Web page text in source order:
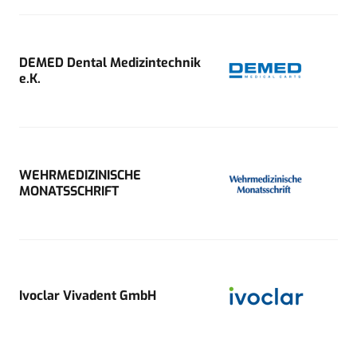
DEMED Dental Medizintechnik
e.K.
WEHRMEDIZINISCHE
MONATSSCHRIFT
Ivoclar Vivadent GmbH